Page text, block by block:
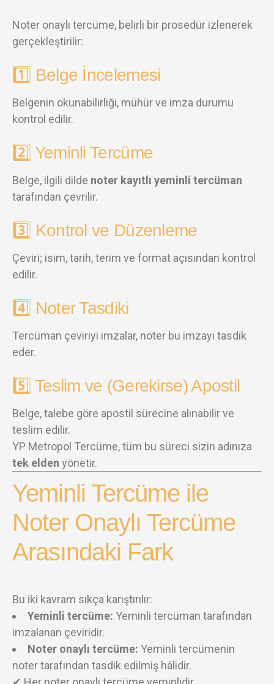
Noter onaylı tercüme, belirli bir prosedür izlenerek
gerçekleştirilir:
1️⃣ Belge İncelemesi
Belgenin okunabilirliği, mühür ve imza durumu
kontrol edilir.
2️⃣ Yeminli Tercüme
Belge, ilgili dilde noter kayıtlı yeminli tercüman
tarafından çevrilir.
3️⃣ Kontrol ve Düzenleme
Çeviri; isim, tarih, terim ve format açısından kontrol
edilir.
4️⃣ Noter Tasdiki
Tercüman çeviriyi imzalar, noter bu imzayı tasdik
eder.
5️⃣ Teslim ve (Gerekirse) Apostil
Belge, talebe göre apostil sürecine alınabilir ve
teslim edilir.
YP Metropol Tercüme, tüm bu süreci sizin adınıza
tek elden yönetir.
Yeminli Tercüme ile
Noter Onaylı Tercüme
Arasındaki Fark
Bu iki kavram sıkça karıştırılır:
Yeminli tercüme: Yeminli tercüman tarafından
imzalanan çeviridir.
Noter onaylı tercüme: Yeminli tercümenin
noter tarafından tasdik edilmiş hâlidir.